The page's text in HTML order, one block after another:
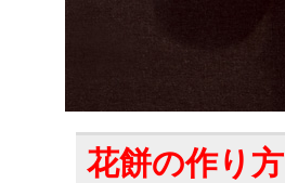
花餅の作り方